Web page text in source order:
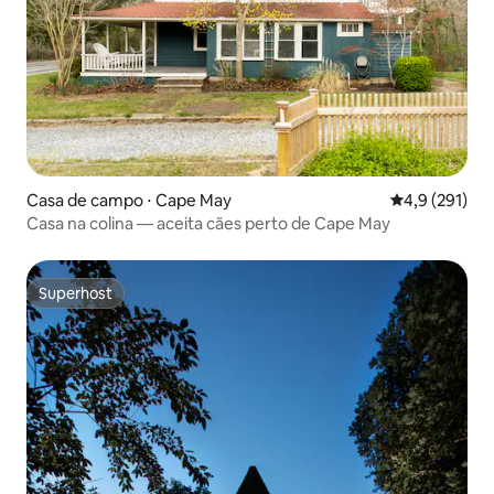
Casa de campo ⋅ Cape May 4,9 de uma
4,9 (291)
Casa na colina — aceita cães perto de Cape May
Superhost
Superhost